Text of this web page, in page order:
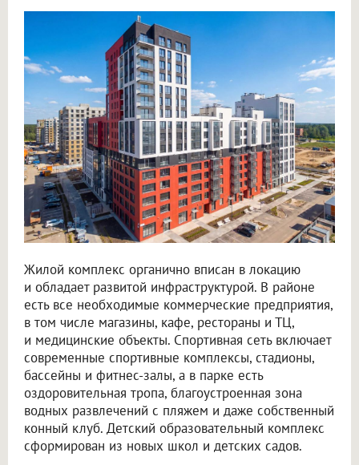
Жилой комплекс органично вписан в локацию
и обладает развитой инфраструктурой. В районе
есть все необходимые коммерческие предприятия,
в том числе магазины, кафе, рестораны и ТЦ,
и медицинские объекты. Спортивная сеть включает
современные спортивные комплексы, стадионы,
бассейны и фитнес-залы, а в парке есть
оздоровительная тропа, благоустроенная зона
водных развлечений с пляжем и даже собственный
конный клуб. Детский образовательный комплекс
сформирован из новых школ и детских садов.